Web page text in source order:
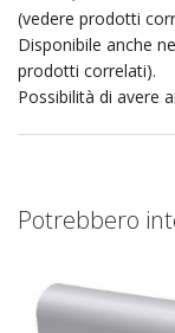
(vedere prodotti
Disponibile anche
prodotti correlati).
Possibilità di avere
Potrebbero